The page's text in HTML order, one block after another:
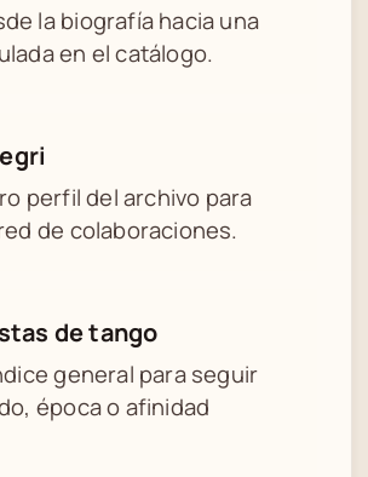
la biografía hacia una
en el catálogo.
perfil del archivo para
de colaboraciones.
de tango
general para seguir
época o afinidad